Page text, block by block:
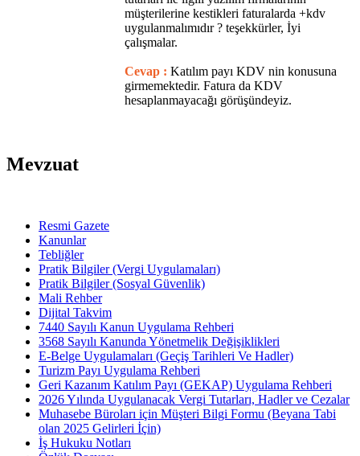
müşterilerine kestikleri faturalarda +kdv
uygulanmalımıdır ? teşekkürler, İyi
çalışmalar.
Cevap : Katılım payı KDV nin konusuna
girmemektedir. Fatura da KDV
hesaplanmayacağı görüşündeyiz.
Mevzuat
Resmi Gazete
Kanunlar
Tebliğler
Pratik Bilgiler (Vergi Uygulamaları)
Pratik Bilgiler (Sosyal Güvenlik)
Mali Rehber
Dijital Takvim
7440 Sayılı Kanun Uygulama Rehberi
3568 Sayılı Kanunda Yönetmelik Değişiklikleri
E-Belge Uygulamaları (Geçiş Tarihleri Ve Hadler)
Turizm Payı Uygulama Rehberi
Geri Kazanım Katılım Payı (GEKAP) Uygulama Rehberi
2026 Yılında Uygulanacak Vergi Tutarları, Hadler ve Cezalar
Muhasebe Büroları için Müşteri Bilgi Formu (Beyana Tabi
olan 2025 Gelirleri İçin)
İş Hukuku Notları